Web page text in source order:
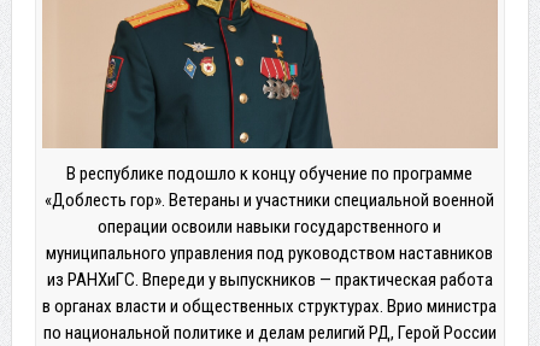
В республике подошло к концу обучение по программе
«Доблесть гор». Ветераны и участники специальной военной
операции освоили навыки государственного и
муниципального управления под руководством наставников
из РАНХиГС. Впереди у выпускников — практическая работа
в органах власти и общественных структурах. Врио министра
по национальной политике и делам религий РД, Герой России